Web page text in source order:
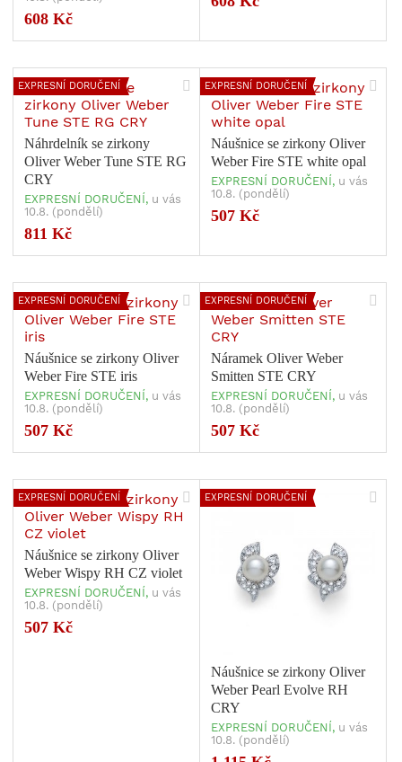
608 Kč
EXPRESNÍ DORUČENÍ
Náhrdelník se zirkony
Oliver Weber Tune STE RG
CRY
EXPRESNÍ DORUČENÍ, u vás
10.8. (pondělí)
811 Kč
EXPRESNÍ DORUČENÍ
Náušnice se zirkony Oliver
Weber Fire STE white opal
EXPRESNÍ DORUČENÍ, u vás
10.8. (pondělí)
507 Kč
EXPRESNÍ DORUČENÍ
Náušnice se zirkony Oliver
Weber Fire STE iris
EXPRESNÍ DORUČENÍ, u vás
10.8. (pondělí)
507 Kč
EXPRESNÍ DORUČENÍ
Náramek Oliver Weber
Smitten STE CRY
EXPRESNÍ DORUČENÍ, u vás
10.8. (pondělí)
507 Kč
EXPRESNÍ DORUČENÍ
Náušnice se zirkony Oliver
Weber Wispy RH CZ violet
EXPRESNÍ DORUČENÍ, u vás
10.8. (pondělí)
507 Kč
EXPRESNÍ DORUČENÍ
Náušnice se zirkony Oliver
Weber Pearl Evolve RH
CRY
EXPRESNÍ DORUČENÍ, u vás
10.8. (pondělí)